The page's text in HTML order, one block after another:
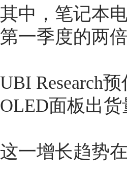
其中，笔记本
第一季度的两
UBI Research
OLED面板出
这一增长趋势